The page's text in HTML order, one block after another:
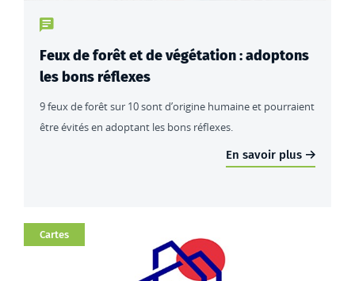
Type de contenu : actualités
Feux de forêt et de végétation : adoptons
les bons réflexes
9 feux de forêt sur 10 sont d’origine humaine et pourraient
être évités en adoptant les bons réflexes.
En savoir plus
Catégorie
Cartes